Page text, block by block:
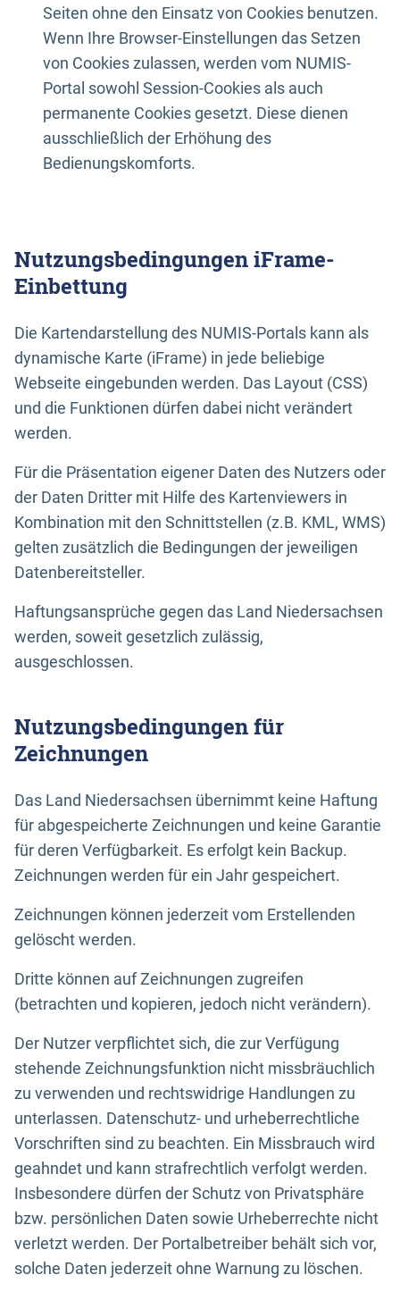
Seiten ohne den Einsatz von Cookies benutzen.
Wenn Ihre Browser-Einstellungen das Setzen
von Cookies zulassen, werden vom NUMIS-
Portal sowohl Session-Cookies als auch
permanente Cookies gesetzt. Diese dienen
ausschließlich der Erhöhung des
Bedienungskomforts.
Nutzungsbedingungen iFrame-
Einbettung
Die Kartendarstellung des NUMIS-Portals kann als
dynamische Karte (iFrame) in jede beliebige
Webseite eingebunden werden. Das Layout (CSS)
und die Funktionen dürfen dabei nicht verändert
werden.
Für die Präsentation eigener Daten des Nutzers oder
der Daten Dritter mit Hilfe des Kartenviewers in
Kombination mit den Schnittstellen (z.B. KML, WMS)
gelten zusätzlich die Bedingungen der jeweiligen
Datenbereitsteller.
Haftungsansprüche gegen das Land Niedersachsen
werden, soweit gesetzlich zulässig,
ausgeschlossen.
Nutzungsbedingungen für
Zeichnungen
Das Land Niedersachsen übernimmt keine Haftung
für abgespeicherte Zeichnungen und keine Garantie
für deren Verfügbarkeit. Es erfolgt kein Backup.
Zeichnungen werden für ein Jahr gespeichert.
Zeichnungen können jederzeit vom Erstellenden
gelöscht werden.
Dritte können auf Zeichnungen zugreifen
(betrachten und kopieren, jedoch nicht verändern).
Der Nutzer verpflichtet sich, die zur Verfügung
stehende Zeichnungsfunktion nicht missbräuchlich
zu verwenden und rechtswidrige Handlungen zu
unterlassen. Datenschutz- und urheberrechtliche
Vorschriften sind zu beachten. Ein Missbrauch wird
geahndet und kann strafrechtlich verfolgt werden.
Insbesondere dürfen der Schutz von Privatsphäre
bzw. persönlichen Daten sowie Urheberrechte nicht
verletzt werden. Der Portalbetreiber behält sich vor,
solche Daten jederzeit ohne Warnung zu löschen.